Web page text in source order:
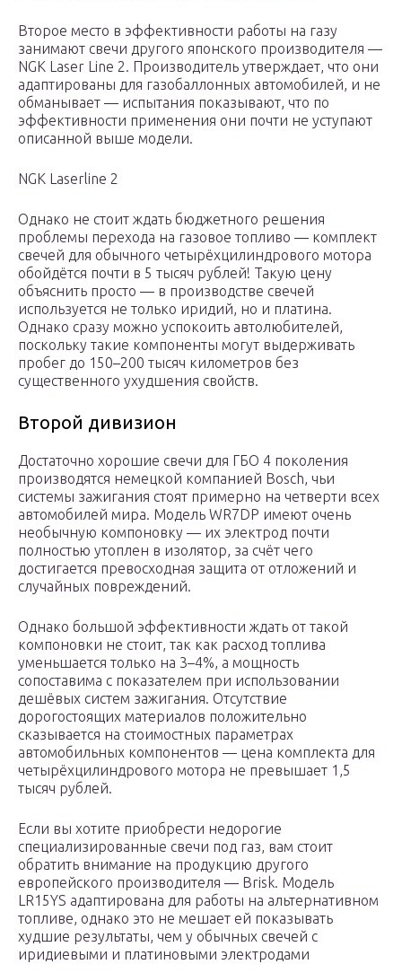
Второе место в эффективности работы на газу
занимают свечи другого японского производителя —
NGK Laser Line 2. Производитель утверждает, что они
адаптированы для газобаллонных автомобилей, и не
обманывает — испытания показывают, что по
эффективности применения они почти не уступают
описанной выше модели.
NGK Laserline 2
Однако не стоит ждать бюджетного решения
проблемы перехода на газовое топливо — комплект
свечей для обычного четырёхцилиндрового мотора
обойдётся почти в 5 тысяч рублей! Такую цену
объяснить просто — в производстве свечей
используется не только иридий, но и платина.
Однако сразу можно успокоить автолюбителей,
поскольку такие компоненты могут выдерживать
пробег до 150–200 тысяч километров без
существенного ухудшения свойств.
Второй дивизион
Достаточно хорошие свечи для ГБО 4 поколения
производятся немецкой компанией Bosch, чьи
системы зажигания стоят примерно на четверти всех
автомобилей мира. Модель WR7DP имеют очень
необычную компоновку — их электрод почти
полностью утоплен в изолятор, за счёт чего
достигается превосходная защита от отложений и
случайных повреждений.
Однако большой эффективности ждать от такой
компоновки не стоит, так как расход топлива
уменьшается только на 3–4%, а мощность
сопоставима с показателем при использовании
дешёвых систем зажигания. Отсутствие
дорогостоящих материалов положительно
сказывается на стоимостных параметрах
автомобильных компонентов — цена комплекта для
четырёхцилиндрового мотора не превышает 1,5
тысяч рублей.
Если вы хотите приобрести недорогие
специализированные свечи под газ, вам стоит
обратить внимание на продукцию другого
европейского производителя — Brisk. Модель
LR15YS адаптирована для работы на альтернативном
топливе, однако это не мешает ей показывать
худшие результаты, чем у обычных свечей с
иридиевыми и платиновыми электродами